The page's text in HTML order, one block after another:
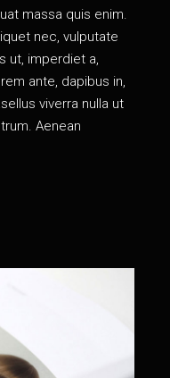
massa quis enim.
nec, vulputate
ut, imperdiet a,
ante, dapibus in,
viverra nulla ut
Aenean